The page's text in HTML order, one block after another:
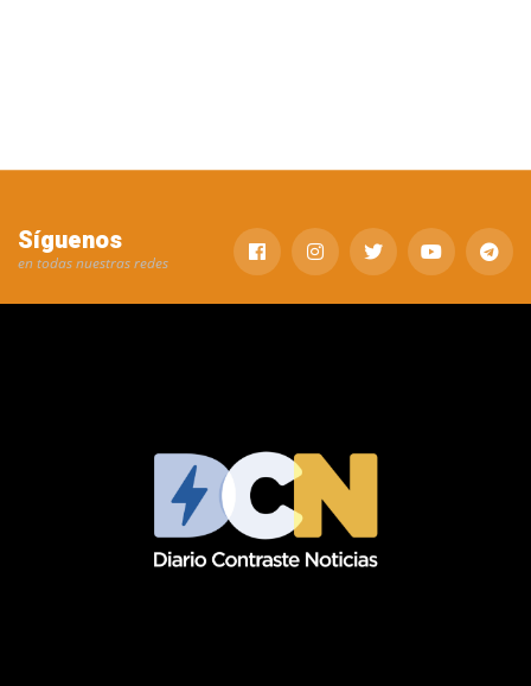
Síguenos
en todas nuestras redes